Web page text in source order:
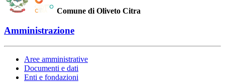
Comune di Oliveto Citra
Amministrazione
Aree amministrative
Documenti e dati
Enti e fondazioni